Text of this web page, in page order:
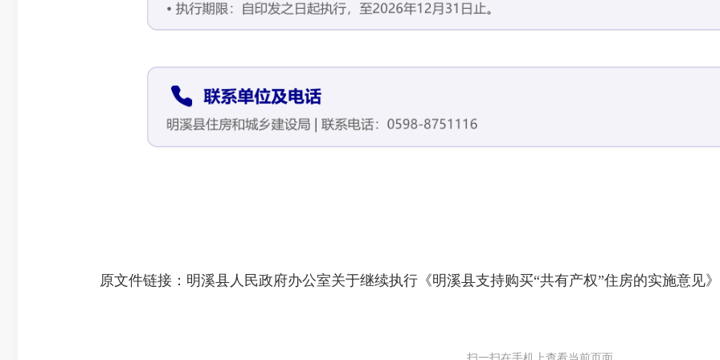
原文件链接： 明溪县人民政府办公室关于继续执行《明溪县支持购买“共有产权”住房的实施意见
扫一扫在手机上查看当前页面